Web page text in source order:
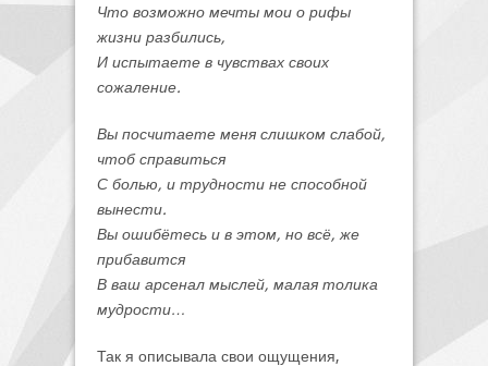
Что возможно мечты мои о рифы
жизни разбились,
И испытаете в чувствах своих
сожаление.
Вы посчитаете меня слишком слабой,
чтоб справиться
С болью, и трудности не способной
вынести.
Вы ошибётесь и в этом, но всё, же
прибавится
В ваш арсенал мыслей, малая толика
мудрости…
Так я описывала свои ощущения,